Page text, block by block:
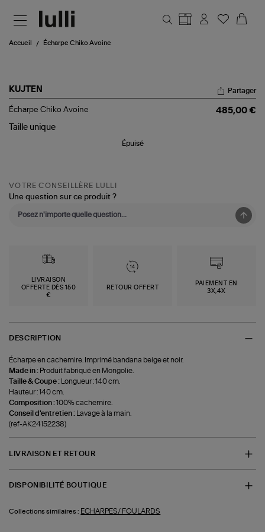
Accueil Écharpe Chiko Avoine
KUJTEN
Écharpe
Avoine
Partager
Écharpe Chiko Avoine
485,00 €
Taille unique
Épuisé
VOTRE CONSEILLÈRE LULLI
Une question sur ce produit ?
LIVRAISON
OFFERTE DÈS 150
€
RETOUR OFFERT
PAIEMENT EN
3X,4X
DESCRIPTION
Écharpe en cachemire. Imprimé bandana beige et noir.
Made in : Produit fabriqué en Mongolie.
Taille & Coupe :
Longueur : 140 cm.
Hauteur : 140 cm.
Composition :100% cachemire.
Conseil d'entretien :
Lavage à la main.
(ref-AK24152238)
LIVRAISON ET RETOUR
DISPONIBILITÉ BOUTIQUE
Collections similaires : ECHARPES/ FOULARDS